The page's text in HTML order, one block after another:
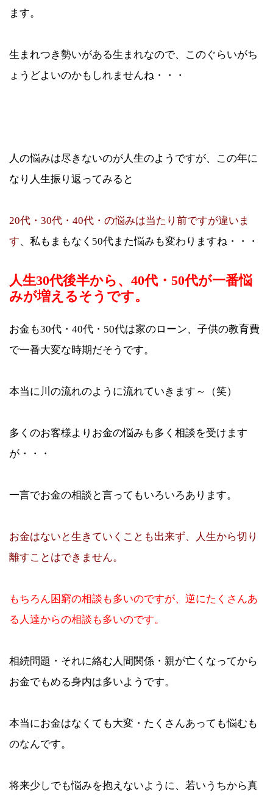
ます。
生まれつき勢いがある生まれなので、このぐらいがち
ょうどよいのかもしれませんね・・・
人の悩みは尽きないのが人生のようですが、この年に
なり人生振り返ってみると
20代・30代・40代・の悩みは当たり前ですが違いま
す、私もまもなく50代また悩みも変わりますね・・・
人生30代後半から、40代・50代が一番悩
みが増えるそうです。
お金も30代・40代・50代は家のローン、子供の教育費
で一番大変な時期だそうです。
本当に川の流れのように流れていきます～（笑）
多くのお客様よりお金の悩みも多く相談を受けます
が・・・
一言でお金の相談と言ってもいろいろあります。
お金はないと生きていくことも出来ず、人生から切り
離すことはできません。
もちろん困窮の相談も多いのですが、逆にたくさんあ
る人達からの相談も多いのです。
相続問題・それに絡む人間関係・親が亡くなってから
お金でもめる身内は多いようです。
本当にお金はなくても大変・たくさんあっても悩むも
のなんです。
将来少しでも悩みを抱えないように、若いうちから真